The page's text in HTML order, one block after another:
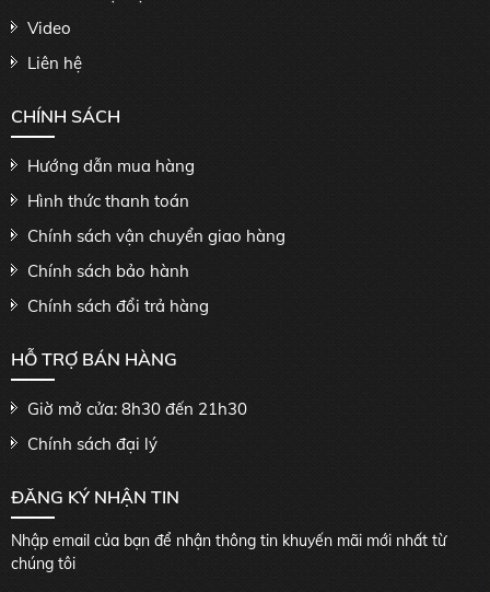
Video
Liên hệ
CHÍNH SÁCH
Hướng dẫn mua hàng
Hình thức thanh toán
Chính sách vận chuyển giao hàng
Chính sách bảo hành
Chính sách đổi trả hàng
HỖ TRỢ BÁN HÀNG
Giờ mở cửa: 8h30 đến 21h30
Chính sách đại lý
ĐĂNG KÝ NHẬN TIN
Nhập email của bạn để nhận thông tin khuyến mãi mới nhất từ
chúng tôi